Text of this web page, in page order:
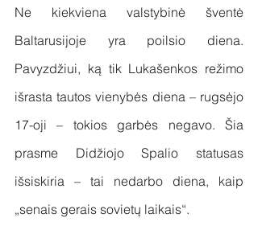
Ne kiekviena valstybinė šventė
Baltarusijoje yra poilsio diena.
Pavyzdžiui, ką tik Lukašenkos režimo
išrasta tautos vienybės diena – rugsėjo
17-oji – tokios garbės negavo. Šia
prasme Didžiojo Spalio statusas
išsiskiria – tai nedarbo diena, kaip
„senais gerais sovietų laikais“.